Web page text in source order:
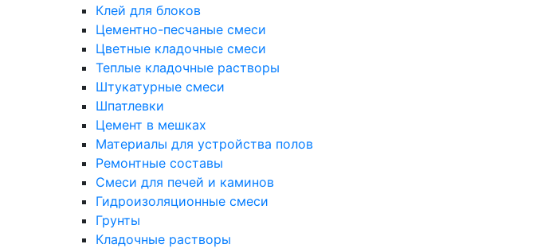
Клей для блоков
Цементно-песчаные смеси
Цветные кладочные смеси
Теплые кладочные растворы
Штукатурные смеси
Шпатлевки
Цемент в мешках
Материалы для устройства полов
Ремонтные составы
Смеси для печей и каминов
Гидроизоляционные смеси
Грунты
Кладочные растворы